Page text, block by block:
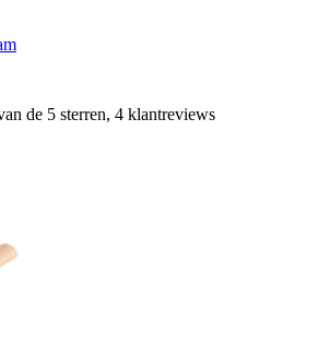
de 5 sterren, 4 klantreviews